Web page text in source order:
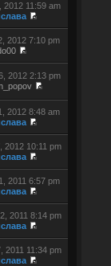
2012 11:59 am
2012 7:10 pm
2012 2:13 pm
2012 8:48 am
2012 10:11 pm
2011 6:57 pm
2011 8:14 pm
2011 11:34 pm